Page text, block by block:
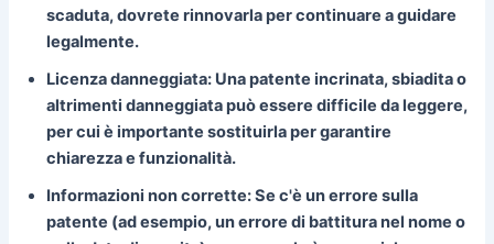
scaduta, dovrete rinnovarla per continuare a guidare
legalmente.
Licenza danneggiata: Una patente incrinata, sbiadita o
altrimenti danneggiata può essere difficile da leggere,
per cui è importante sostituirla per garantire
chiarezza e funzionalità.
Informazioni non corrette:Se c'è un errore sulla
patente (ad esempio, un errore di battitura nel nome o